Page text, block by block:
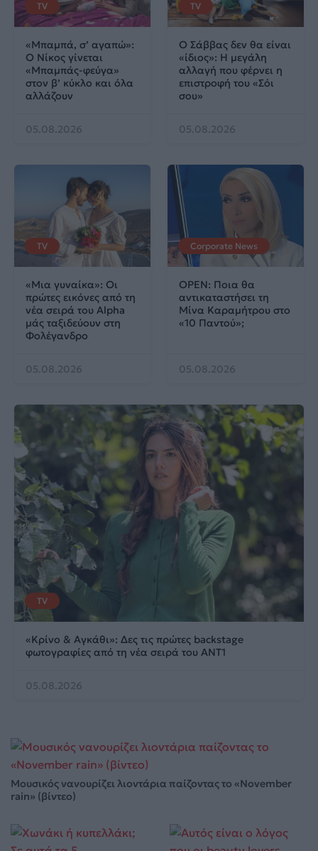
TV
«Μπαμπά, σ’ αγαπώ»:
Ο Νίκος γίνεται
«Μπαμπάς-φεύγα»
στον β’ κύκλο και όλα
αλλάζουν
05.08.2026
TV
Ο Σάββας δεν θα είναι
«ίδιος»: Η μεγάλη
αλλαγή που φέρνει η
επιστροφή του «Σόι
σου»
05.08.2026
TV
«Μια γυναίκα»: Οι
πρώτες εικόνες από τη
νέα σειρά του Alpha
μάς ταξιδεύουν στη
Φολέγανδρο
05.08.2026
Corporate News
OPEN: Ποια θα
αντικαταστήσει τη
Μίνα Καραμήτρου στο
«10 Παντού»;
05.08.2026
TV
«Κρίνο & Αγκάθι»: Δες τις πρώτες backstage
φωτογραφίες από τη νέα σειρά του ΑΝΤ1
05.08.2026
Μουσικός νανουρίζει λιοντάρια παίζοντας το «November
rain» (βίντεο)